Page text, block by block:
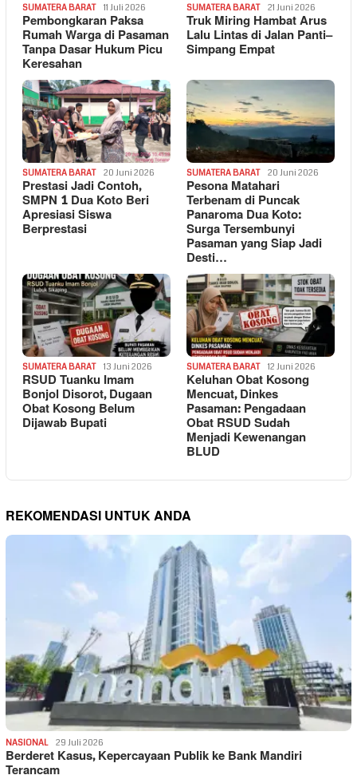
SUMATERA BARAT 11 Juli 2026
Pembongkaran Paksa
Rumah Warga di Pasaman
Tanpa Dasar Hukum Picu
Keresahan
SUMATERA BARAT 21 Juni 2026
Truk Miring Hambat Arus
Lalu Lintas di Jalan Panti–
Simpang Empat
SUMATERA BARAT 20 Juni 2026
Prestasi Jadi Contoh,
SMPN 1 Dua Koto Beri
Apresiasi Siswa
Berprestasi
SUMATERA BARAT 20 Juni 2026
Pesona Matahari
Terbenam di Puncak
Panaroma Dua Koto:
Surga Tersembunyi
Pasaman yang Siap Jadi
Desti…
SUMATERA BARAT 13 Juni 2026
RSUD Tuanku Imam
Bonjol Disorot, Dugaan
Obat Kosong Belum
Dijawab Bupati
SUMATERA BARAT 12 Juni 2026
Keluhan Obat Kosong
Mencuat, Dinkes
Pasaman: Pengadaan
Obat RSUD Sudah
Menjadi Kewenangan
BLUD
REKOMENDASI UNTUK ANDA
NASIONAL 29 Juli 2026
Berderet Kasus, Kepercayaan Publik ke Bank Mandiri
Terancam